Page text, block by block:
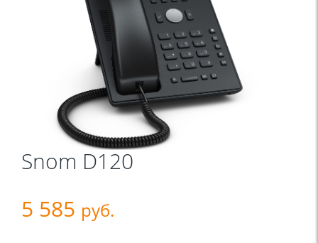
Snom D120
5 585 руб.